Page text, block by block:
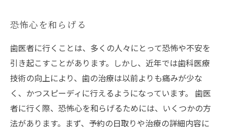
恐怖心を和らげる
歯医者に行くことは、多くの人々にとって恐怖や不安を
引き起こすことがあります。しかし、近年では歯科医療
技術の向上により、歯の治療は以前よりも痛みが少な
く、かつスピーディに行えるようになっています。 歯医
者に行く際、恐怖心を和らげるためには、いくつかの方
法があります。まず、予約の日取りや治療の詳細内容に